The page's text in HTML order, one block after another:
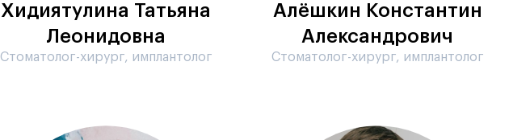
Хидиятулина Татьяна
Леонидовна
Стоматолог-хирург, имплантолог
Алёшкин Константин
Александрович
Стоматолог-хирург, имплантолог